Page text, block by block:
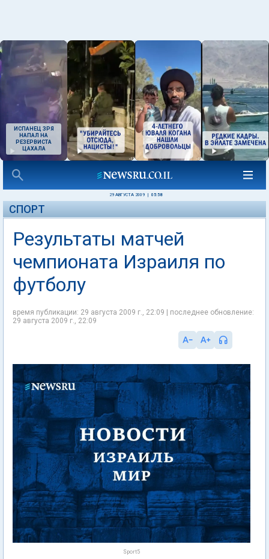
ИСПАНЕЦ ЗРЯ
НАПАЛ НА
РЕЗЕРВИСТА
ЦАХАЛА
29 АВГУСТА 2009 05:58
СПОРТ
Результаты матчей
чемпионата Израиля по
футболу
время публикации: 29 августа 2009 г., 22:09 | последнее обновление:
29 августа 2009 г., 22:09
Sport5